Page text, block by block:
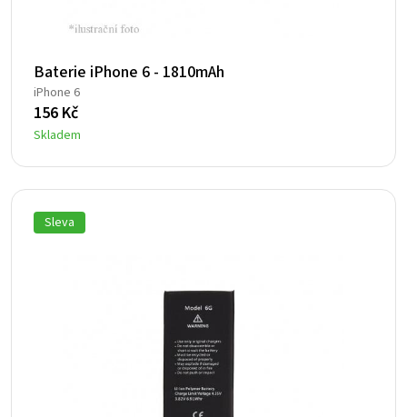
Baterie iPhone 6 - 1810mAh
iPhone 6
156 Kč
Skladem
Sleva